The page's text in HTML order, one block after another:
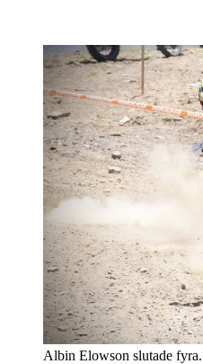
Albin Elowson slutade fyra.